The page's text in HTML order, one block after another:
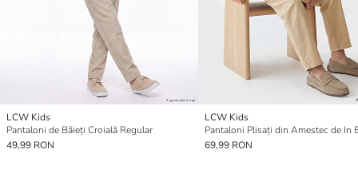
LCW Kids
Pantaloni de Băieți Croială Regular
49,99 RON
LCW Kids
Pantaloni Plisați din Amestec de In
69,99 RON